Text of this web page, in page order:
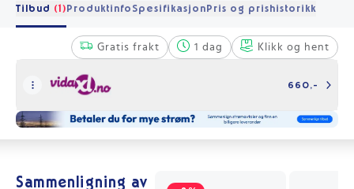
Tilbud (1)Produktinfo SpesifikasjonPris og prishistorikk
Gratis frakt 1 dag Klikk og hent
660,-
Sammenligning av